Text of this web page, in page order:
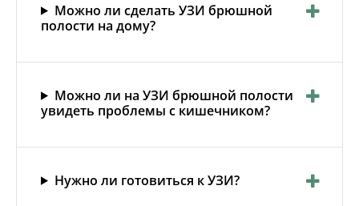
Можно ли сделать УЗИ брюшной
полости на дому?
Можно ли на УЗИ брюшной полости
увидеть проблемы с кишечником?
Нужно ли готовиться к УЗИ?